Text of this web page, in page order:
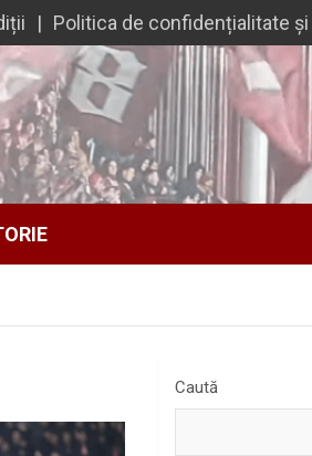
Politica de confidențialitate
Caută